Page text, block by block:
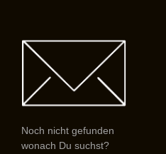
Noch nicht gefunden
wonach Du suchst?